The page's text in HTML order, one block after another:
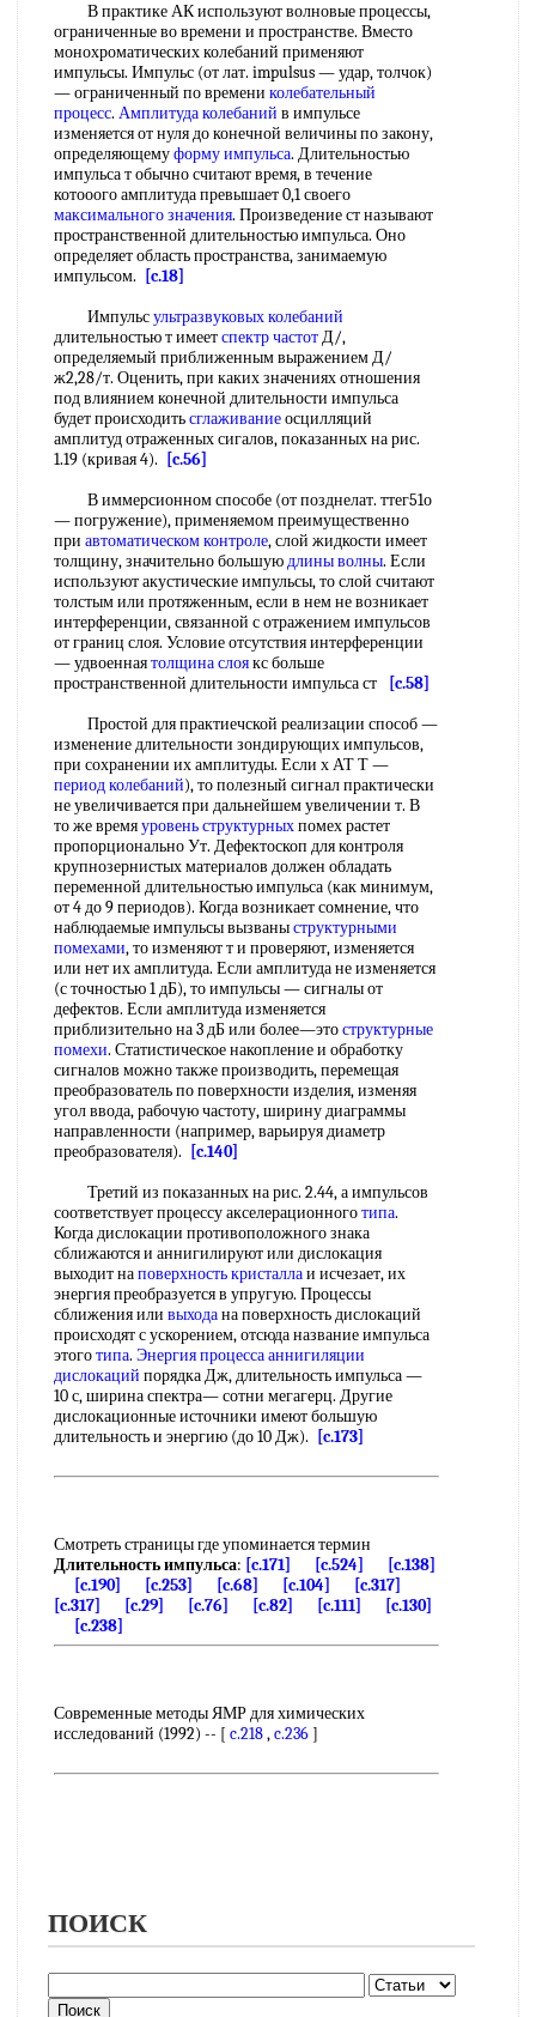
В практике АК используют волновые процессы,
ограниченные во времени и пространстве. Вместо
монохроматических колебаний применяют
импульсы. Импульс (от лат. impulsus — удар, толчок)
— ограниченный по времени колебательный
процесс. Амплитуда колебаний в импульсе
изменяется от нуля до конечной величины по закону,
определяющемуформу импульса. Длительностью
импульса т обычно считают время, в течение
котооого амплитуда превышает 0,1 своего
максимального значения. Произведение ст называют
пространственной длительностью импульса. Оно
определяет область пространства, занимаемую
импульсом.
[c.18]
Импульсультразвуковых колебаний
длительностью т имеетспектр частотД/,
определяемый приближенным выражением Д/
ж2,28/т. Оценить, при каких значениях отношения
под влиянием конечной длительности импульса
будет происходитьсглаживаниеосцилляций
амплитуд отраженных сигалов, показанных на рис.
1.19 (кривая 4).
[c.56]
В иммерсионном способе (от позднелат. ттег51о
— погружение), применяемом преимущественно
при автоматическом контроле, слой жидкости имеет
толщину, значительно большуюдлины волны. Если
используют акустические импульсы, то слой считают
толстым или протяженным, если в нем не возникает
интерференции, связанной с отражением импульсов
от границ слоя. Условие отсутствия интерференции
— удвоеннаятолщина слоякс больше
пространственной длительности импульса ст
[c.58]
Простой для практиечской реализации способ —
изменение длительности зондирующих импульсов,
при сохранении их амплитуды. Если х АТ Т —
период колебаний), то полезный сигнал практически
не увеличивается при дальнейшем увеличении т. В
то же времяуровень структурныхпомех растет
пропорционально Ут. Дефектоскоп для контроля
крупнозернистых материалов должен обладать
переменной длительностью импульса (как минимум,
от 4 до 9 периодов). Когда возникает сомнение, что
наблюдаемые импульсы вызваныструктурными
помехами, то изменяют т и проверяют, изменяется
или нет их амплитуда. Если амплитуда не изменяется
(с точностью 1 дБ), то импульсы — сигналы от
дефектов. Если амплитуда изменяется
приблизительно на 3 дБ или более—этоструктурные
помехи. Статистическое накопление и обработку
сигналов можно также производить, перемещая
преобразователь по поверхности изделия, изменяя
угол ввода, рабочую частоту, ширину диаграммы
направленности (например, варьируя диаметр
преобразователя).
[c.140]
Третий из показанных на рис. 2.44, а импульсов
соответствует процессу акселерационноготипа.
Когда дислокации противоположного знака
сближаются и аннигилируют или дислокация
выходит наповерхность кристаллаи исчезает, их
энергия преобразуется в упругую. Процессы
сближения или выходана поверхность дислокаций
происходят с ускорением, отсюда название импульса
этоготипа. Энергия процессааннигиляции
дислокаций порядка Дж, длительность импульса —
10 с, ширина спектра— сотни мегагерц. Другие
дислокационные источники имеют большую
длительность и энергию (до 10 Дж).
[c.173]
Смотреть страницы где упоминается термин
Длительность импульса: [c.171] [c.524]
[c.138]
[c.190]
[c.253] [c.68] [c.104]
[c.317]
[c.317]
[c.29] [c.76] [c.82] [c.111]
[c.130]
[c.238]
Современные методы ЯМР для химических
исследований (1992) -- [ c.218,c.236]
ПОИСК